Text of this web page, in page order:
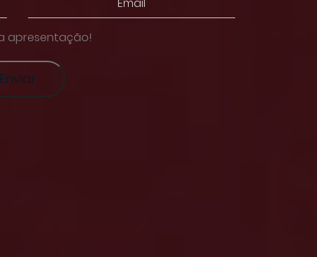
apresentação!
Enviar